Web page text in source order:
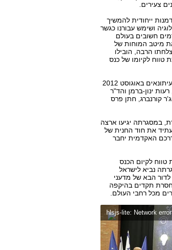
צעירים.
ייחודית להמשיך
ושימש עבורנו כגשר
חשובים בעולם
מיטב המוחות של
הרבה, הובילו
טווח לקיומו של כנס
כך, מה שהתחיל כרעיון שהעליתי לראשונה כגימיק במסיבת עיתונאים באוגוסט 2012
ינון-ברמן והד"ר
קורנברג, חתן פרס
במסגרתה יגיעו ארצה
את חוד החנית של
האקדמית יחבר
לקיום הכנס
נביא לישראל
הבא של מדעני
חסרת תקדים בהיקפה
מכל רחבי העולם.
hlsjs-lite: Network error